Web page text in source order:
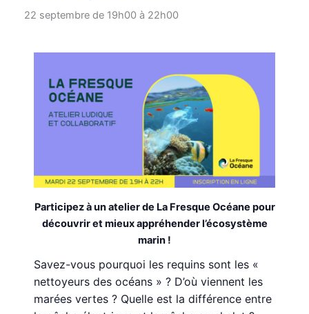
22 septembre de 19h00à 22h00
Participez à un atelier de La Fresque Océane pour
découvriret mieux appréhender l’écosystème
marin !
Savez-vous pourquoi les requins sont les «
nettoyeurs des océans » ? D’où viennent les
marées vertes ? Quelle est la différence entre